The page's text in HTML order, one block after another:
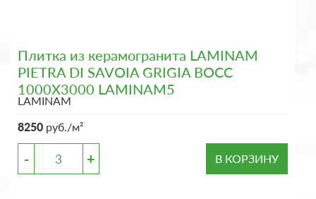
Плитка из керамогранита LAMINAM
PIETRA DI SAVOIA GRIGIA BOCC
1000X3000 LAMINAM5
LAMINAM
8250 руб./м²
- + В КОРЗИНУ